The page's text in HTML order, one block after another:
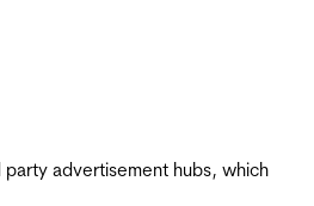
advertisement hubs, which